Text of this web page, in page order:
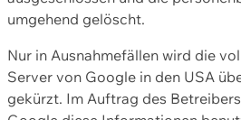
umgehend gelöscht.
Nur in Ausnahmefällen wird die
Server von Google in den USA
gekürzt. Im Auftrag des